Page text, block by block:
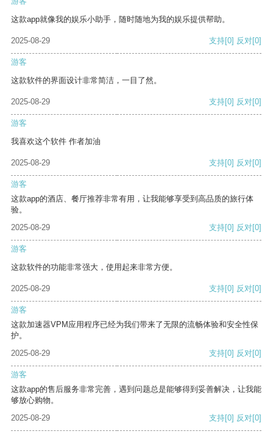
这款app就像我的娱乐小助手，随时随地为我的娱乐提供帮助。
2025-08-29 支持[0] 反对[0]
游客
这款软件的界面设计非常简洁，一目了然。
2025-08-29 支持[0] 反对[0]
游客
我喜欢这个软件 作者加油
2025-08-29 支持[0] 反对[0]
游客
这款app的酒店、餐厅推荐非常有用，让我能够享受到高品质的旅行体
验。
2025-08-29
支持[0] 反对[0]
游客
这款软件的功能非常强大，使用起来非常方便。
2025-08-29 支持[0] 反对[0]
游客
这款加速器VPM应用程序已经为我们带来了无限的流畅体验和安全性保
护。
2025-08-29
支持[0] 反对[0]
游客
这款app的售后服务非常完善，遇到问题总是能够得到妥善解决，让我能
够放心购物。
2025-08-29
支持[0] 反对[0]